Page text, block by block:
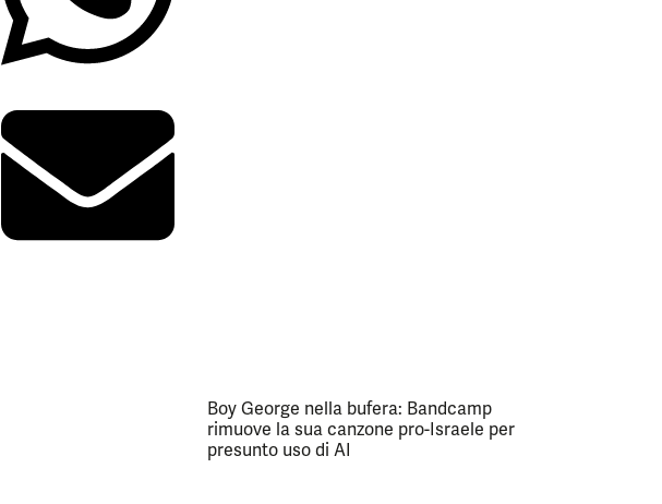
Boy George nella bufera: Bandcamp
rimuove la sua canzone pro-Israele per
presunto uso di AI